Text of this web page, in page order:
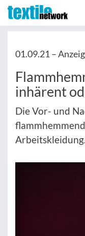
01.09.21 –
inhärent
Die Vor- und
Arbeitskleidung.